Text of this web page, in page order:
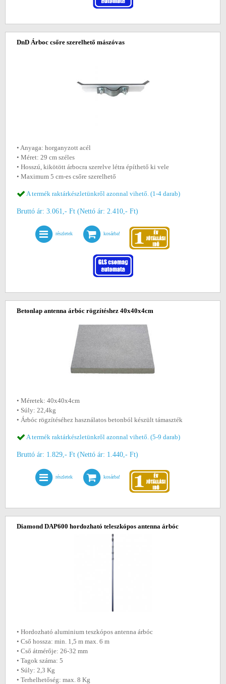
DnD Árboc csőre szerelhető mászóvas
• Anyaga: horganyzott acél
• Méret: 29 cm széles
• Hosszú, kikötött árbocra szerelve létra építhető ki vele
• Maximum 5 cm-es csőre szerelhető
A termék raktárkészletünkről azonnal vihető. (1-4 darab)
Bruttó ár: 3.061,- Ft (Nettó ár: 2.410,- Ft)
részletek kosárba!
Betonlap antenna árbóc rögzítéshez 40x40x4cm
• Méretek: 40x40x4cm
• Súly: 22,4kg
• Árbóc rögzítéséhez használatos betonból készült támaszték
A termék raktárkészletünkről azonnal vihető. (5-9 darab)
Bruttó ár: 1.829,- Ft (Nettó ár: 1.440,- Ft)
részletek kosárba!
Diamond DAP600 hordozható teleszkópos antenna árbóc
• Hordozható aluminium teszkópos antenna árbóc
• Cső hossza: min. 1,5 m max. 6 m
• Cső átmérője: 26-32 mm
• Tagok száma: 5
• Súly: 2,3 Kg
• Terhelhetőség: max. 8 Kg